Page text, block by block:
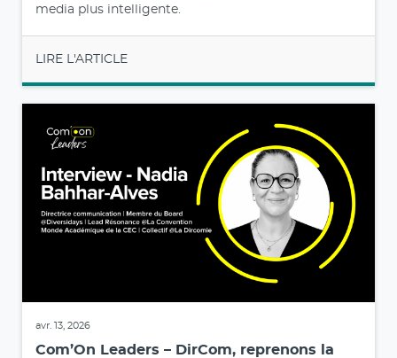
media plus intelligente.
LIRE L'ARTICLE
avr. 13, 2026
Com’On Leaders – DirCom, reprenons la